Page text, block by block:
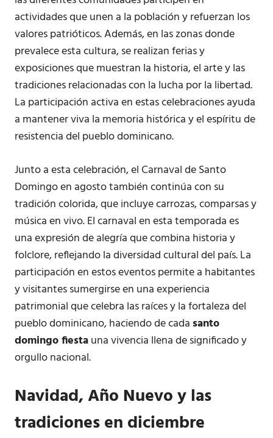
actividades que unen a la población y refuerzan los
valores patrióticos. Además, en las zonas donde
prevalece esta cultura, se realizan ferias y
exposiciones que muestran la historia, el arte y las
tradiciones relacionadas con la lucha por la libertad.
La participación activa en estas celebraciones ayuda
a mantener viva la memoria histórica y el espíritu de
resistencia del pueblo dominicano.
Junto a esta celebración, el Carnaval de Santo
Domingo en agosto también continúa con su
tradición colorida, que incluye carrozas, comparsas y
música en vivo. El carnaval en esta temporada es
una expresión de alegría que combina historia y
folclore, reflejando la diversidad cultural del país. La
participación en estos eventos permite a habitantes
y visitantes sumergirse en una experiencia
patrimonial que celebra las raíces y la fortaleza del
pueblo dominicano, haciendo de cada santo
domingo fiestauna vivencia llena de significado y
orgullo nacional.
Navidad, Año Nuevo y las
tradiciones en diciembre